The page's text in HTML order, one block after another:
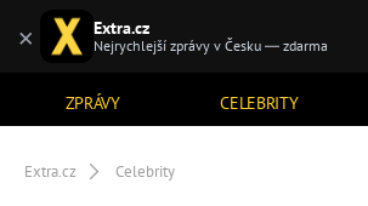
ZPRÁVY CELEBRITY
Extra.cz Celebrity
× Extra.cz
Nejrychlejší zprávy v Česku — zdarma